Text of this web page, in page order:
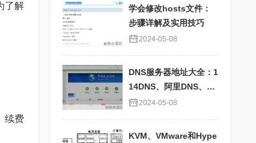
了解
续费
学会修改hosts文件：
步骤详解及实用技巧
2024-05-08
DNS服务器地址大全：1
14DNS、阿里DNS、百
度DNS、360DNS、Go
2024-05-08
KVM、VMware和Hype